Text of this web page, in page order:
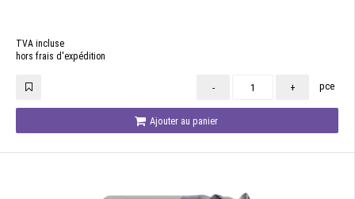
TVA incluse
hors frais d'expédition
- + pce
Ajouter au panier